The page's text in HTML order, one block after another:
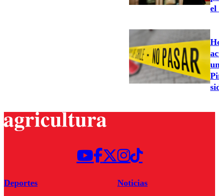
el
Deportes
Noticias